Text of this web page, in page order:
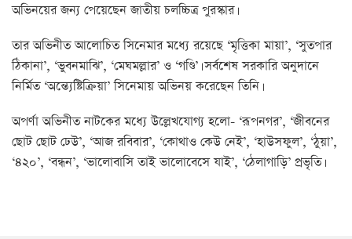
অভিনয়ের জন্য পেয়েছেন জাতীয় চলচ্চিত্র পুরস্কার।
তার অভিনীত আলোচিত সিনেমার মধ্যে রয়েছে ‘মৃত্তিকা মায়া’, ‘সুতপার
ঠিকানা’, ‘ভুবনমাঝি’, ‘মেঘমল্লার’ ও ‘গণ্ডি’। সর্বশেষ সরকারি অনুদানে
নির্মিত ‘অন্ত্যেষ্টিক্রিয়া’ সিনেমায় অভিনয় করেছেন তিনি।
অপর্ণা অভিনীত নাটকের মধ্যে উল্লেখযোগ্য হলো- ‘রূপনগর’, ‘জীবনের
ছোট ছোট ঢেউ’, ‘আজ রবিবার’, ‘কোথাও কেউ নেই’, ‘হাউসফুল’, ‘ঠুয়া’,
‘৪২০’, ‘বন্ধন’, ‘ভালোবাসি তাই ভালোবেসে যাই’, ‘ঠেলাগাড়ি’ প্রভৃতি।